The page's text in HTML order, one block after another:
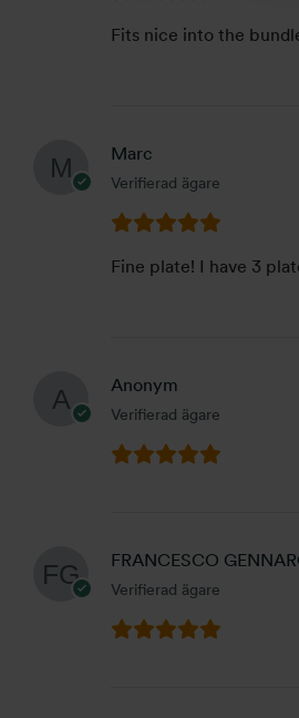
Fits nice into the
Marc
Verifierad ägare
Fine plate! I have 3
Anonym
Verifierad ägare
FRANCESCO
Verifierad ägare